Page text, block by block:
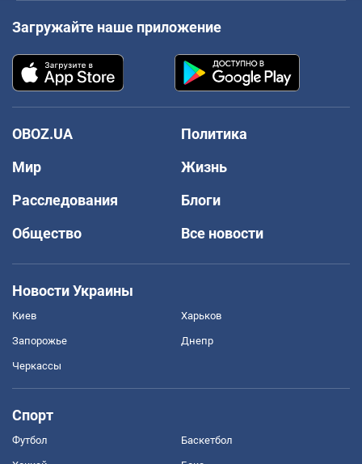
Загружайте наше приложение
OBOZ.UA
Политика
Мир
Жизнь
Расследования
Блоги
Общество
Все новости
Новости Украины
Киев Харьков
Запорожье Днепр
Черкассы
Спорт
Футбол Баскетбол